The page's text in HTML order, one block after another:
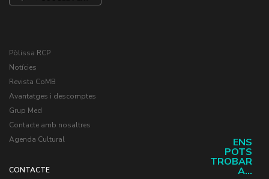
ENS
POTS
TROBAR
A...
Pòlissa RCP
Notícies
Revista CoMB
Avantatges i descomptes
Grup Med
Contacte amb nosaltres
Agenda Cultural
CONTACTE